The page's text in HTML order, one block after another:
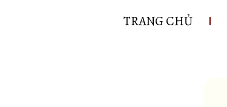
TRANG CHỦ